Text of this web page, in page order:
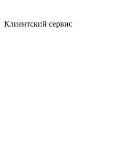
Клиентский сервис